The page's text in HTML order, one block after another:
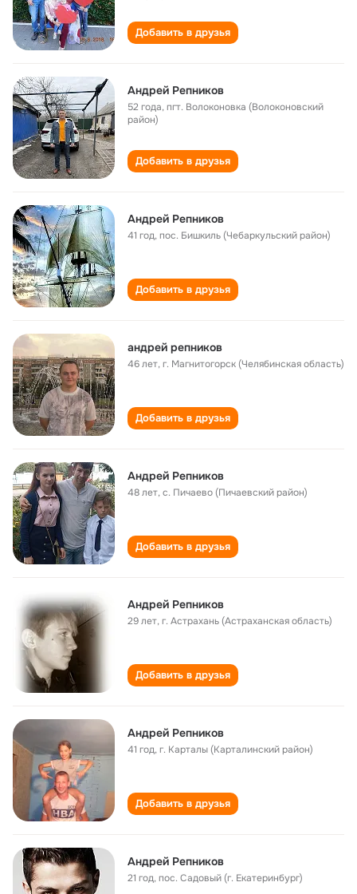
Добавить в друзья
Андрей Репников
52 года,пгт. Волоконовка (Волоконовский
район)
Добавить в друзья
Андрей Репников
41 год,пос. Бишкиль (Чебаркульский район)
Добавить в друзья
андрей репников
46 лет,г. Магнитогорск (Челябинская область)
Добавить в друзья
Андрей Репников
48 лет,с. Пичаево (Пичаевский район)
Добавить в друзья
Андрей Репников
29 лет,г. Астрахань (Астраханская область)
Добавить в друзья
Андрей Репников
41 год,г. Карталы (Карталинский район)
Добавить в друзья
Андрей Репников
21 год,пос. Садовый (г. Екатеринбург)